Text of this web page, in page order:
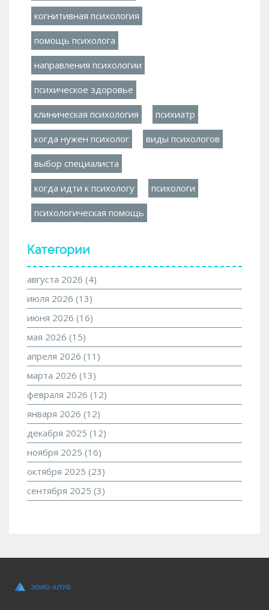
когнитивная психология
помощь психолога
направления психологии
психическое здоровье
клиническая психология психиатр
когда нужен психолог виды психологов
выбор специалиста
когда идти к психологу психологи
психологическая помощь
Категории
августа 2026 (4)
июля 2026 (13)
июня 2026 (16)
мая 2026 (15)
апреля 2026 (11)
марта 2026 (13)
февраля 2026 (12)
января 2026 (12)
декабря 2025 (12)
ноября 2025 (16)
октября 2025 (23)
сентября 2025 (3)